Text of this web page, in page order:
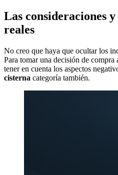
Las consideraciones
reales
No creo que haya que ocultar los
Para tomar una decisión de compra
tener en cuenta los aspectos
cisterna categoría también.